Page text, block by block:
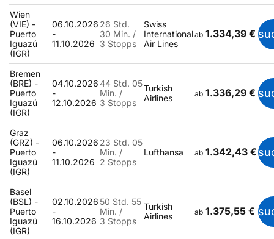
Wien
(VIE) -
Puerto
Iguazú
(IGR)
06.10.2026
-
11.10.2026
26 Std.
30 Min. /
3 Stopps
Swiss
International
Air Lines
ab 1.334,39 €
Bremen
(BRE) -
Puerto
Iguazú
(IGR)
04.10.2026
-
12.10.2026
44 Std. 05
Min. /
3 Stopps
Turkish
Airlines
ab 1.336,29 €
Graz
(GRZ) -
Puerto
Iguazú
(IGR)
06.10.2026
-
11.10.2026
23 Std. 05
Min. /
2 Stopps
Lufthansa ab 1.342,43 €
Basel
(BSL) -
Puerto
Iguazú
(IGR)
02.10.2026
-
16.10.2026
50 Std. 55
Min. /
3 Stopps
Turkish
Airlines
ab 1.375,55 €